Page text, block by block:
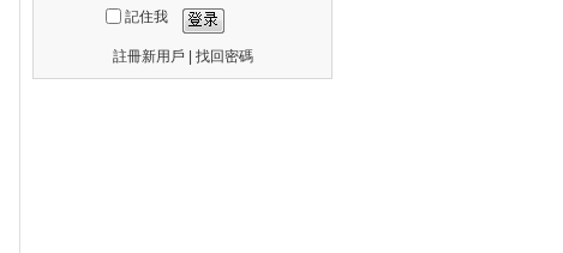
記住我
註冊新用戶 找回密碼